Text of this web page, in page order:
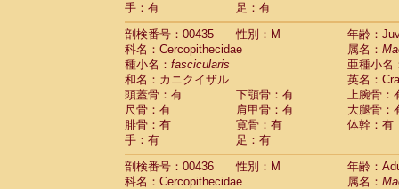
手：有
足：有
剖検番号：00435
性別：M
年齢：
科名：Cercopithecidae
属名：
種小名： fascicularis
亜種小名
和名：カニクイザル
英名：
頭蓋骨：有
下顎骨：有
上腕骨：
尺骨：有
肩甲骨：有
大腿骨：
腓骨：有
寛骨：有
体幹：有
手：有
足：有
剖検番号：00436
性別：M
年齢：
科名：Cercopithecidae
属名：